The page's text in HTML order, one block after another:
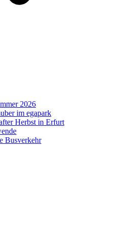
2026
im egapark
Herbst in Erfurt
Busverkehr